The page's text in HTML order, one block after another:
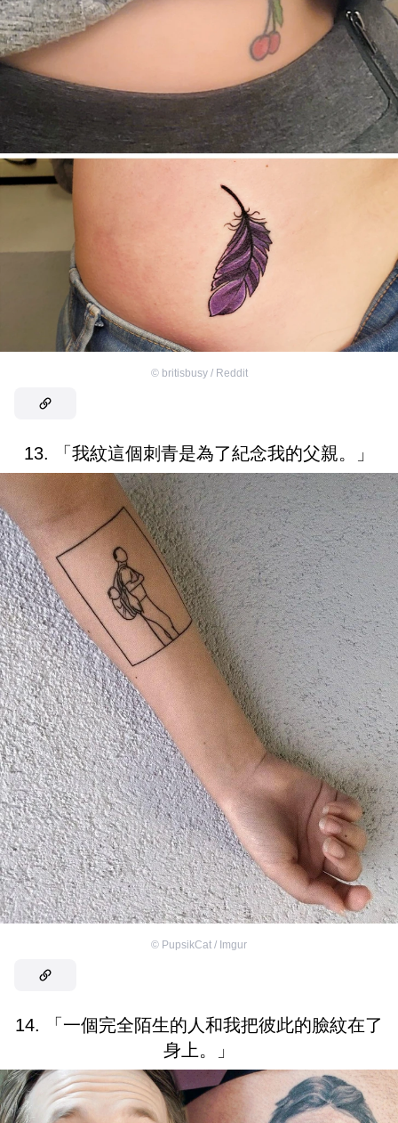
© britisbusy / Reddit
13. 「我紋這個刺青是為了紀念我的父親。」
© PupsikCat / Imgur
14. 「一個完全陌生的人和我把彼此的臉紋在了
身上。」